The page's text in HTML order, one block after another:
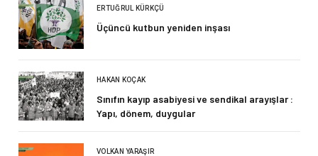
ERTUĞRUL KÜRKÇÜ
Üçüncü kutbun yeniden inşası
HAKAN KOÇAK
Sınıfın kayıp asabiyesi ve sendikal arayışlar :
Yapı, dönem, duygular
VOLKAN YARAŞIR